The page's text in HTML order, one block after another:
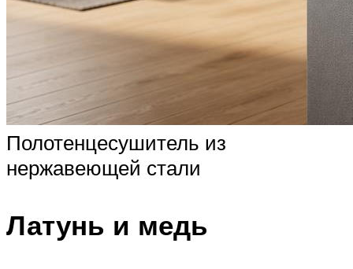
Полотенцесушитель из
нержавеющей стали
Латунь и медь